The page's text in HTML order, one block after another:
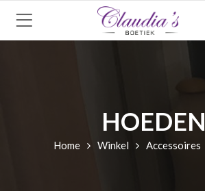
HOEDEN
Home Winkel Accessoires